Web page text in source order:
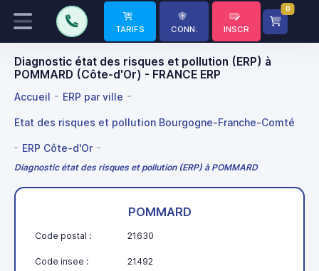
TARIFS CONN. INSCR
0
Diagnostic état des risques et pollution (ERP) à
POMMARD (Côte-d'Or) - FRANCE ERP
Accueil ERP par ville
Etat des risques et pollution Bourgogne-Franche-Comté
ERP Côte-d'Or
Diagnostic état des risques et pollution (ERP) à POMMARD
POMMARD
Code postal : 21630
Code insee : 21492